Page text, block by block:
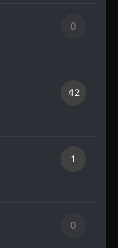
0
42
1
0